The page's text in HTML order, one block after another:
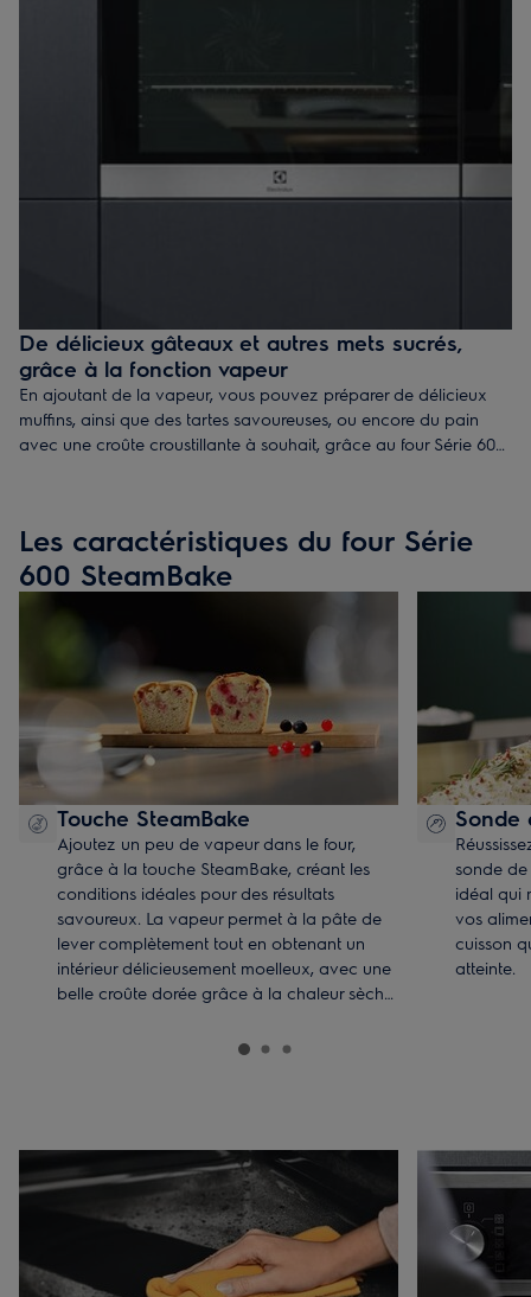
De délicieux gâteaux et autres mets sucrés,
grâce à la fonction vapeur
En ajoutant de la vapeur, vous pouvez préparer de délicieux
muffins, ainsi que des tartes savoureuses, ou encore du pain
avec une croûte croustillante à souhait, grâce au four Série 600
Les caractéristiques du four Série
600 SteamBake
Touche SteamBake
Ajoutez un peu de vapeur dans le four,
grâce à la touche SteamBake, créant les
conditions idéales pour des résultats
savoureux. La vapeur permet à la pâte de
lever complètement tout en obtenant un
intérieur délicieusement moelleux, avec une
belle croûte dorée grâce à la chaleur sèche
Sonde
sonde de
idéal qui
vos
cuisson
atteinte.